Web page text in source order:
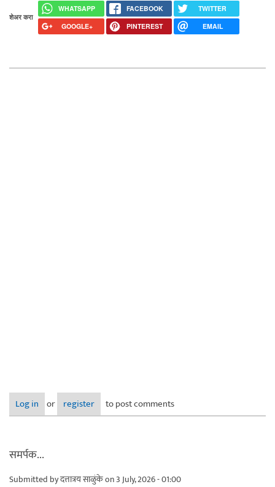
शेअर करा
WHATSAPP FACEBOOK
TWITTER
GOOGLE+
PINTEREST EMAIL
Log in or register to post comments
समर्पक...
Submitted byदत्तात्रय साळुंकेon 3 July, 2026 - 01:00